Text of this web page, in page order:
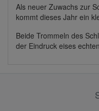
Als neuer Zuwachs zur
kommt dieses Jahr ein
Beide Trommeln des
der Eindruck eises